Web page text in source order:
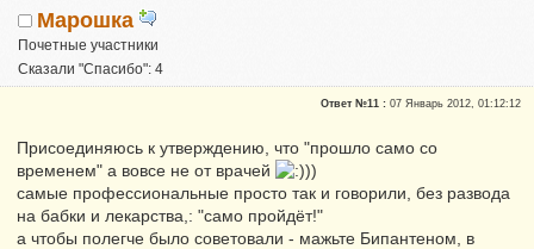
Марошка
Почетные участники
Сказали "Спасибо": 4
Ответ №11 :07 Январь 2012, 01:12:12
Присоединяюсь к утверждению, что "прошло само со
временем" а вовсе не от врачей
)
самые профессиональные просто так и говорили, без развода
на бабки и лекарства,: "само пройдёт!"
а чтобы полегче было советовали - мажьте Бипантеном, в